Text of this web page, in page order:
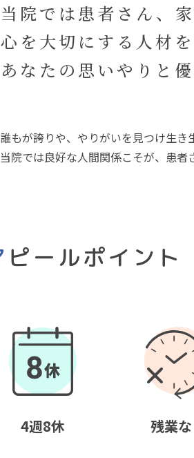
当院では患者さん、
心を大切にする人材を
あなたの思いやりと
誰もが誇りや、やりがいを見つけ生き
当院では良好な人間関係こそが、患者
アピールポイント
4週8休 残業